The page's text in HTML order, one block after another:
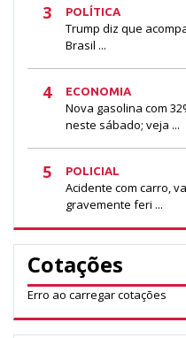
3 POLÍTICA
Trump diz que
Brasil ...
4 ECONOMIA
Nova gasolina com
neste sábado; veja ...
5 POLICIAL
Acidente com carro,
gravemente feri ...
Cotações
Erro ao carregar cotações